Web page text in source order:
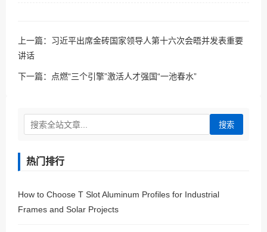
上一篇： 习近平出席金砖国家领导人第十六次会晤并发表重要
讲话
下一篇： 点燃“三个引擎”激活人才强国“一池春水”
搜索
热门排行
How to Choose T Slot Aluminum Profiles for Industrial
Frames and Solar Projects